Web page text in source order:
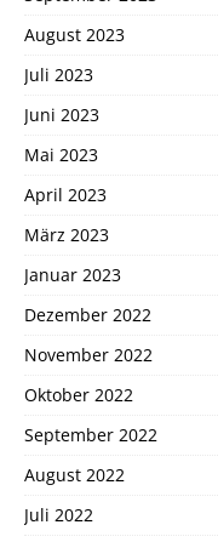
August 2023
Juli 2023
Juni 2023
Mai 2023
April 2023
März 2023
Januar 2023
Dezember 2022
November 2022
Oktober 2022
September 2022
August 2022
Juli 2022